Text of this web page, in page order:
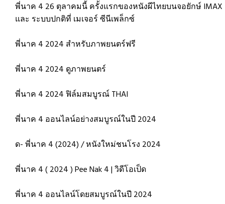
พี่นาค 4 26 ตุลาคมนี้ ครั้งแรกของหนังผีไทยบนจอยักษ์ IMAX
และ ระบบปกติที่ เมเจอร์ ซีนีเพล็กซ์
พี่นาค 4 2024 สำหรับภาพยนตร์ฟรี
พี่นาค 4 2024 ดูภาพยนตร์
พี่นาค 4 2024 ฟิล์มสมบูรณ์ THAI
พี่นาค 4 ออนไลน์อย่างสมบูรณ์ในปี 2024
ด- พี่นาค 4 (2024) / หนังใหม่ชนโรง 2024
พี่นาค 4 ( 2024 ) Pee Nak 4 | วิดีโอเป็ด
พี่นาค 4 ออนไลน์โดยสมบูรณ์ในปี 2024